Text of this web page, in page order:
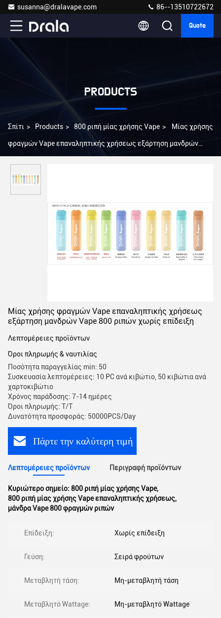
susanna@dralavape.com 86--13510722672
Quote
PRODUCTS
Σπίτι > Products > 800 ριπή μίας χρήσης Vape > Μίας χρήσης
φραγμών Vape επαναληπτικής χρήσεως εξάρτηση μανδρών
Μίας χρήσης φραγμών Vape επαναληπτικής χρήσεως
εξάρτηση μανδρών Vape 800 ριπών χωρίς επίδειξη
Λεπτομέρειες προϊόντων
Όροι πληρωμής & ναυτιλίας
Ποσότητα παραγγελίας min: 50
Συσκευασία λεπτομέρειες: 10 PC ανά κιβώτιο, 50 κιβώτια ανά
χαρτοκιβώτιο
Χρόνος παράδοσης: 7-14 ημέρες
Όροι πληρωμής: T/T
Δυνατότητα προσφοράς: 50000PCS/Day
Πάρτε την καλύτερη τιμή
Λεπτομέρειες προϊόντων Περιγραφή προϊόντων
Κυριώτερο σημείο: 800 ριπή μίας χρήσης Vape,
800 ριπή μίας χρήσης Vape επαναληπτικής χρήσεως,
μάνδρα Vape 800 φραγμών ριπών
Επίδειξη: Χωρίς επίδειξη
Γεύση: Σειρά φρούτων
Μεταβλητή τάση: Μη-μεταβλητή τάση
Μεταβλητό Wattage: Μη-μεταβλητό Wattage